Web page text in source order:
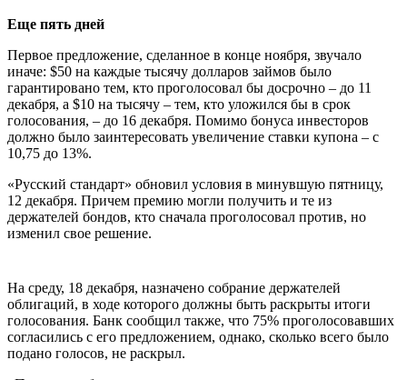
Еще пять дней
Первое предложение, сделанное в конце ноября, звучало
иначе: $50 на каждые тысячу долларов займов было
гарантировано тем, кто проголосовал бы досрочно – до 11
декабря, а $10 на тысячу – тем, кто уложился бы в срок
голосования, – до 16 декабря. Помимо бонуса инвесторов
должно было заинтересовать увеличение ставки купона – с
10,75 до 13%.​
«Русский стандарт» обновил условия в минувшую пятницу,
12 декабря. Причем премию могли получить и те из
держателей бондов, кто сначала проголосовал против, но
изменил свое решение.
На среду, 18 декабря, назначено собрание держателей
облигаций, в ходе которого должны быть раскрыты итоги
голосования. Банк сообщил также, что 75% проголосовавших
согласились с его предложением, однако, сколько всего было
подано голосов, не раскрыл.